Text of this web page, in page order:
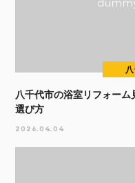
八千代市の浴室リフォー
選び方
2026.04.04